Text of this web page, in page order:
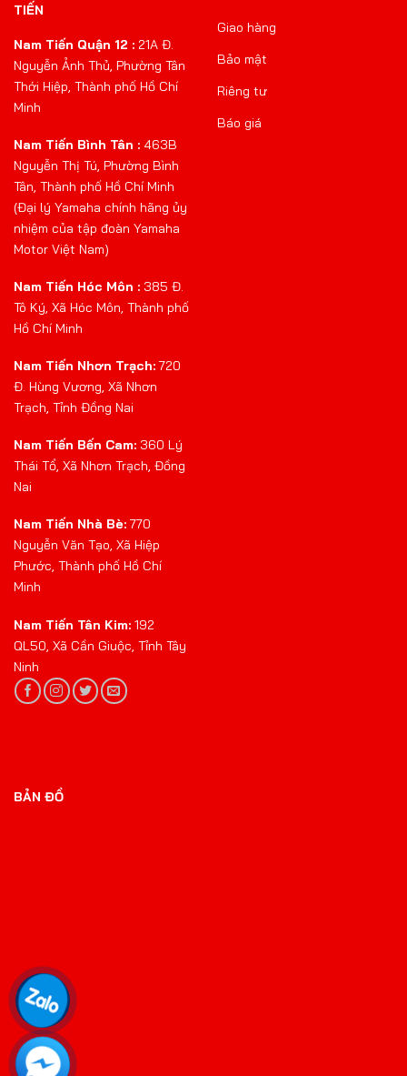
TIẾN
Nam Tiến Quận 12 : 21A Đ.
Nguyễn Ảnh Thủ, Phường Tân
Thới Hiệp, Thành phố Hồ Chí
Minh
Nam Tiến Bình Tân : 463B
Nguyễn Thị Tú, Phường Bình
Tân, Thành phố Hồ Chí Minh
(Đại lý Yamaha chính hãng ủy
nhiệm của tập đoàn Yamaha
Motor Việt Nam)
Nam Tiến Hóc Môn : 385 Đ.
Tô Ký, Xã Hóc Môn, Thành phố
Hồ Chí Minh
Nam Tiến Nhơn Trạch: 720
Đ. Hùng Vương, Xã Nhơn
Trạch, Tỉnh Đồng Nai
Nam Tiến Bến Cam: 360 Lý
Thái Tổ, Xã Nhơn Trạch, Đồng
Nai
Nam Tiến Nhà Bè: 770
Nguyễn Văn Tạo, Xã Hiệp
Phước, Thành phố Hồ Chí
Minh
Nam Tiến Tân Kim: 192
QL50, Xã Cần Giuộc, Tỉnh Tây
Ninh
Giao hàng
Bảo mật
Riêng tư
Báo giá
BẢN ĐỒ